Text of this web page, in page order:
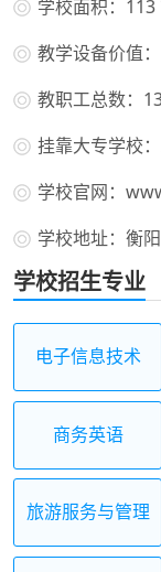
学校面积：113
教学设备价值
教职工总数：
挂靠大专学校
学校官网：
学校地址：衡
学校招生专业
电子信息技术
商务英语
旅游服务与管理